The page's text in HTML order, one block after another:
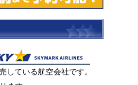
している航空会社です。